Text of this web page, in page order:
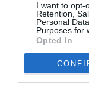
I want to opt-
Retention,
Personal
Purposes for
Opted In
Νίκο Κουρή
Κεχαγιόγλου